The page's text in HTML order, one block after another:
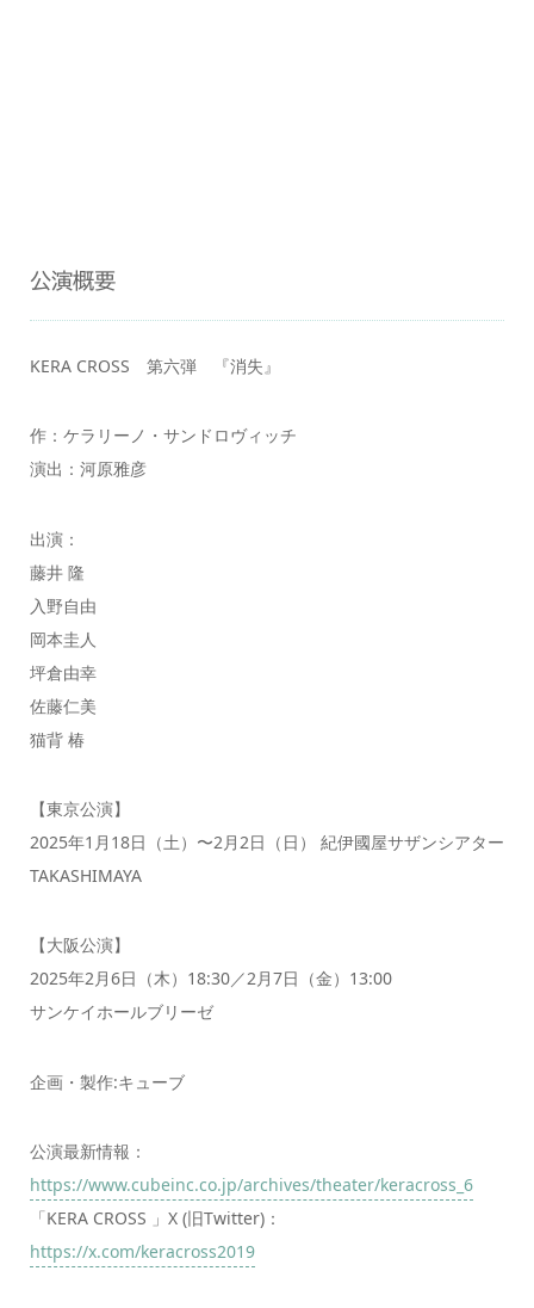
公演概要
KERA CROSS 第六弾 『消失』
作：ケラリーノ・サンドロヴィッチ
演出：河原雅彦
出演：
藤井 隆
入野自由
岡本圭人
坪倉由幸
佐藤仁美
猫背 椿
【東京公演】
2025年1月18日（土）〜2月2日（日） 紀伊國屋サザンシアター
TAKASHIMAYA
【大阪公演】
2025年2月6日（木）18:30／2月7日（金）13:00
サンケイホールブリーゼ
企画・製作:キューブ
公演最新情報：
https://www.cubeinc.co.jp/archives/theater/keracross_6
「KERA CROSS 」X (旧Twitter)：
https://x.com/keracross2019